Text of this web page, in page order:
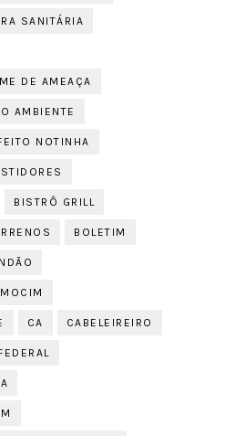
SANITÁRIA
DE AMEAÇA
AMBIENTE
NOTINHA
BISTRÔ GRILL
BOLETIM
CA CABELEIREIRO